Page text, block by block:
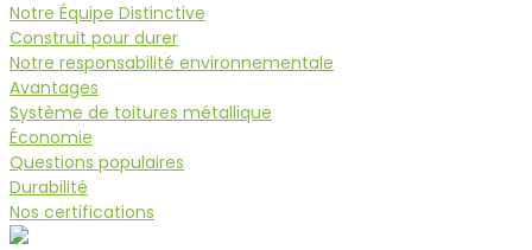
Notre Équipe Distinctive
Construit pour durer
Notre responsabilité environnementale
Avantages
Système de toitures métallique
Économie
Questions populaires
Durabilité
Nos certifications